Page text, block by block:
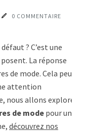
0 COMMENTAIRE
? C’est une
La réponse
de mode. Cela peut
attention
nous allons explorer
de mode pour un
découvrez nos